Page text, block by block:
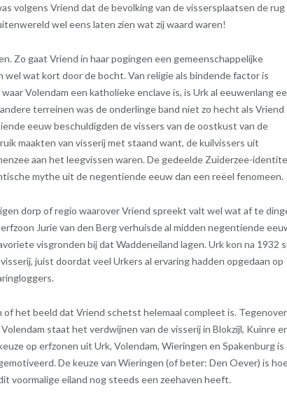
volgens Vriend dat de bevolking van de vissersplaatsen de rug
wel eens laten zien wat zij waard waren!
Zo gaat Vriend in haar pogingen een gemeenschappelijke
wat kort door de bocht. Van religie als bindende factor is
Volendam een katholieke enclave is, is Urk al eeuwenlang
terreinen was de onderlinge band niet zo hecht als Vriend
eeuw beschuldigden de vissers van de oostkust van de
maakten van visserij met staand want, de kuilvissers uit
aan het leegvissen waren. De gedeelde Zuiderzee-
mythe uit de negentiende eeuw dan een reëel fenomeen.
dorp of regio waarover Vriend spreekt valt wel wat af te
Jurie van den Berg verhuisde al midden negentiende
visgronden bij dat Waddeneiland lagen. Urk kon na 1932
juist doordat veel Urkers al ervaring hadden opgedaan op
of het beeld dat Vriend schetst helemaal compleet is. Tegenover
staat het verdwijnen van de visserij in Blokzijl, Kuinre
op erfzonen uit Urk, Volendam, Wieringen en Spakenburg is
De keuze van Wieringen (of beter: Den Oever) is
voormalige eiland nog steeds een zeehaven heeft.